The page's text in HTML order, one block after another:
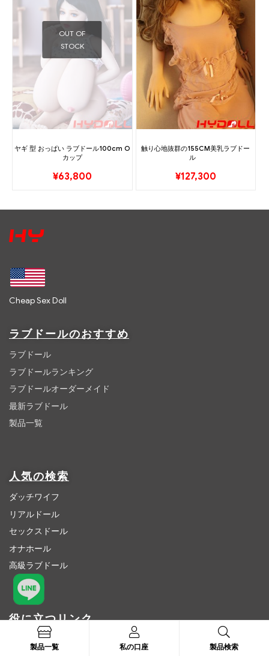
OUT OF
STOCK
ヤギ 型 おっぱい ラブドール100cm O
カップ
¥63,800
触り心地抜群の155CM美乳ラブドー
ル
¥127,300
Cheap Sex Doll
ラブドールのおすすめ
ラブドール
ラブドールランキング
ラブドールオーダーメイド
最新ラブドール
製品一覧
人気の検索
ダッチワイフ
リアルドール
セックスドール
オナホール
高級ラブドール
役に立つリンク
激安ラブドール
製品一覧 私の口座 製品検索